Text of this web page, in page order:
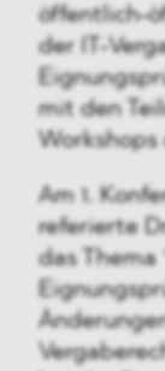
öffentlich-
der IT-
mit den
Workshops
Am 1.
referierte
das Thema